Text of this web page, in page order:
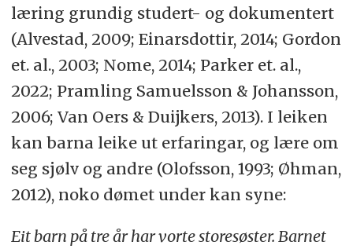
læring grundig studert- og dokumentert
(Alvestad, 2009; Einarsdottir, 2014; Gordon
et. al., 2003; Nome, 2014; Parker et. al.,
2022; Pramling Samuelsson & Johansson,
2006; Van Oers & Duijkers, 2013). I leiken
kan barna leike ut erfaringar, og lære om
seg sjølv og andre (Olofsson, 1993; Øhman,
2012), noko dømet under kan syne:
Eit barn på tre år har vorte storesøster. Barnet